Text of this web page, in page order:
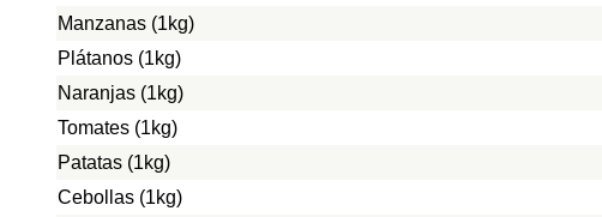
Manzanas (1kg)
Plátanos (1kg)
Naranjas (1kg)
Tomates (1kg)
Patatas (1kg)
Cebollas (1kg)